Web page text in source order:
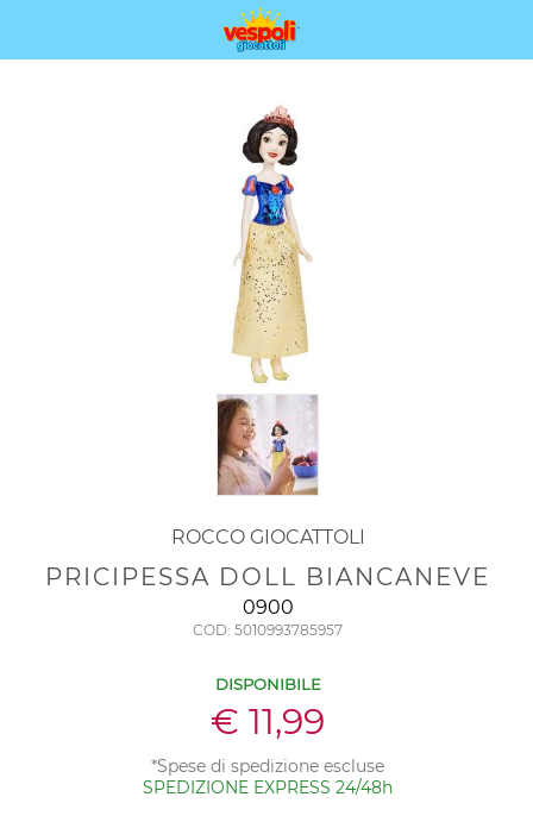
ROCCO GIOCATTOLI
PRICIPESSA DOLL BIANCANEVE
0900
COD: 5010993785957
DISPONIBILE
€ 11,99
*Spese di spedizione escluse
SPEDIZIONE EXPRESS 24/48h